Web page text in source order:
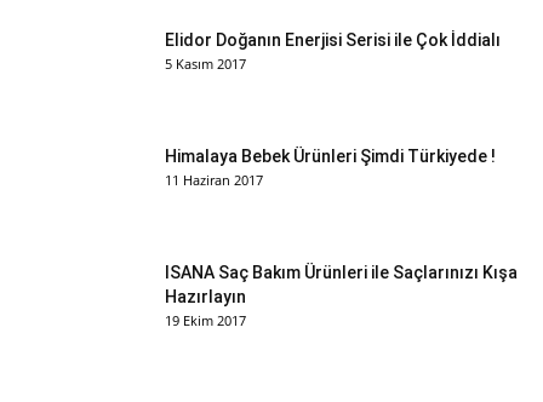
Elidor Doğanın Enerjisi Serisi ile Çok İddialı
5 Kasım 2017
Himalaya Bebek Ürünleri Şimdi Türkiyede !
11 Haziran 2017
ISANA Saç Bakım Ürünleri ile Saçlarınızı Kışa
Hazırlayın
19 Ekim 2017